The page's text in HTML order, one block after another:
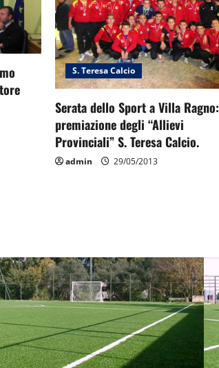
S. Teresa Calcio
Serata dello Sport a Villa Ragno:
premiazione degli “Allievi
Provinciali” S. Teresa Calcio.
admin 29/05/2013